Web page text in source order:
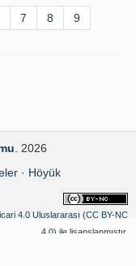
7 8
9
. 2026
· Höyük
4.0 Uluslararası (CC BY-NC
4.0) ile lisanslanmıştır.